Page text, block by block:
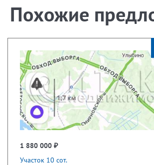
Похожие
1 880 000 ₽
Участок 10 сот.